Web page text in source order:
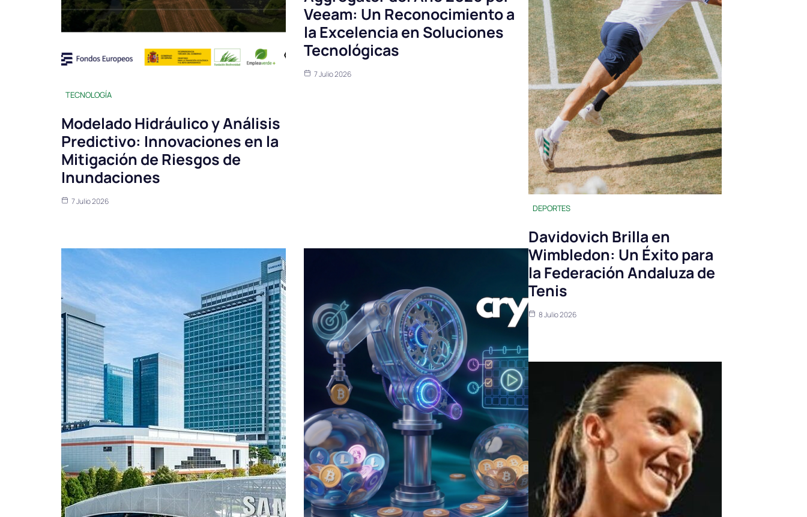
TECNOLOGÍA
Modelado Hidráulico y Análisis
Predictivo: Innovaciones en la
Mitigación de Riesgos de
Inundaciones
7 Julio 2026
Veeam: Un Reconocimiento a
la Excelencia en Soluciones
Tecnológicas
7 Julio 2026
DEPORTES
Davidovich Brilla en
Wimbledon: Un Éxito para
la Federación Andaluza de
Tenis
8 Julio 2026